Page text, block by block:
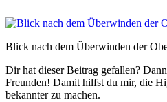
Blick nach dem Überwinden der
Dir hat dieser Beitrag gefallen?
Freunden! Damit hilfst du mir, die
bekannter zu machen.